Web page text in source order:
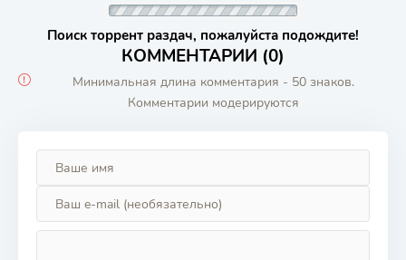
Поиск торрент раздач, пожалуйста подождите!
КОММЕНТАРИИ (0)
Минимальная длина комментария - 50 знаков.
Комментарии модерируются